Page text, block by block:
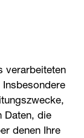
verarbeiteten
Daten, die
denen Ihre